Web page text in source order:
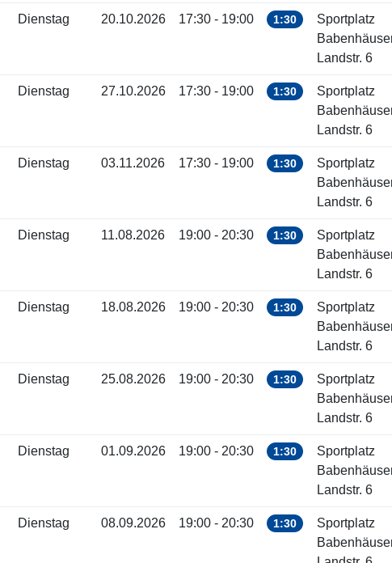
Dienstag 20.10.2026 17:30 - 19:00 1:30
Sportplatz
Landstr. 6
Dienstag 27.10.2026 17:30 - 19:00 1:30
Sportplatz
Landstr. 6
Dienstag 03.11.2026 17:30 - 19:00 1:30
Sportplatz
Landstr. 6
Dienstag 11.08.2026 19:00 - 20:30 1:30
Sportplatz
Landstr. 6
Dienstag 18.08.2026 19:00 - 20:30 1:30
Sportplatz
Landstr. 6
Dienstag 25.08.2026 19:00 - 20:30 1:30
Sportplatz
Landstr. 6
Dienstag 01.09.2026 19:00 - 20:30 1:30
Sportplatz
Landstr. 6
Dienstag 08.09.2026 19:00 - 20:30 1:30
Sportplatz